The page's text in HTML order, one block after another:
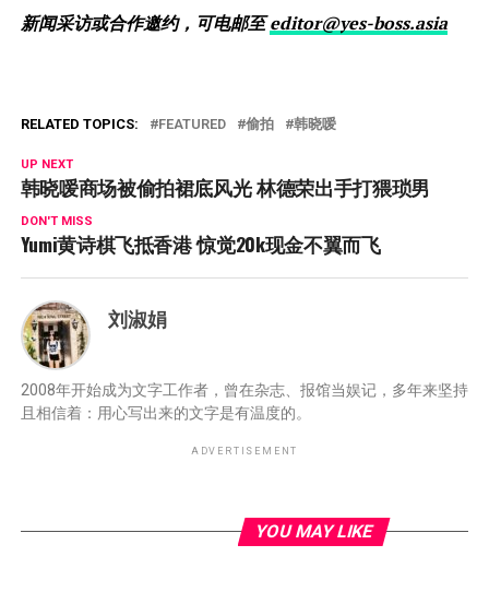
新闻采访或合作邀约，可电邮至editor@yes-boss.asia
RELATED TOPICS: FEATURED 偷拍 韩晓嗳
UP NEXT
韩晓嗳商场被偷拍裙底风光 林德荣出手打猥琐男
DON'T MISS
Yumi黄诗棋飞抵香港 惊觉20k现金不翼而飞
刘淑娟
2008年开始成为文字工作者，曾在杂志、报馆当娱记，多年来坚持
且相信着：用心写出来的文字是有温度的。
ADVERTISEMENT
YOU MAY LIKE